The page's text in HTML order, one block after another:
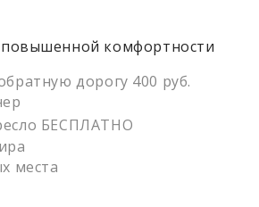
комфортности
дорогу 400 руб.
БЕСПЛАТНО
места